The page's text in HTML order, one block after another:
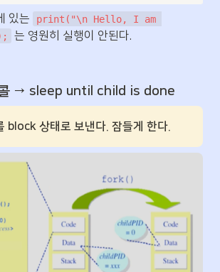
있는
print("\n Hello, I am
는 영원히 실행이 안된다.
→ sleep until child is done
block 상태로 보낸다. 잠들게 한다.